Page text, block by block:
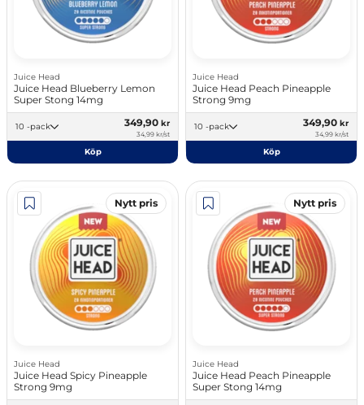
Juice Head
Juice Head Blueberry Lemon
Super Stong 14mg
10 -pack 349,90 kr
34,99 kr/st
Köp
Juice Head
Juice Head Peach Pineapple
Strong 9mg
10 -pack 349,90 kr
34,99 kr/st
Köp
Nytt pris
Juice Head
Juice Head Spicy Pineapple
Strong 9mg
Nytt pris
Juice Head
Juice Head Peach Pineapple
Super Stong 14mg